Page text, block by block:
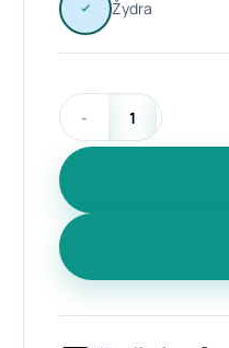
produkto kiekis: